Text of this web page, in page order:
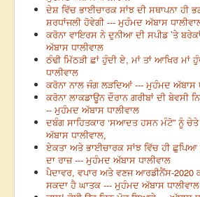
ਦੇਸ਼ ਵਿੱਚ ਭਾਈਚਾਰਕ ਸਾਂਝ ਦੀ ਸਥਾਪਨਾ ਹੀ
ਸ਼ਰਧਾਂਜਲੀ ਹੋਵੇਗੀ --- ਮੁਹੰਮਦ ਅੱਬਾਸ
ਕਰੋਨਾ ਵਾਇਰਸ ਨੇ ਦੁਨੀਆ ਦੀ ਸਪੀਡ ’ਤੇ
ਅੱਬਾਸ ਧਾਲੀਵਾਲ
ਠੰਢੀ ਮਿੱਠੜੀ ਛਾਂ ਹੁੰਦੀ ਏ, ਮਾਂ ਤਾਂ ਆਖਿਰ ਮਾਂ
ਧਾਲੀਵਾਲ
ਕਰੋਨਾ ਨਾਲ ਜੰਗ ਲੜਦਿਆਂ --- ਮੁਹੰਮਦ ਅੱਬਾਸ
ਕਰੋਨਾ ਲਾਕਡਾਊਨ ਦੌਰਾਨ ਗਰੀਬਾਂ ਦੀ ਬੇਵਸੀ
-- ਮੁਹੰਮਦ ਅੱਬਾਸ ਧਾਲੀਵਾਲ
ਦਬੰਗ ਸਾਹਿਤਕਾਰ ‘ਸਆਦਤ ਹਸਨ ਮੰਟੋ” ਨੂੰ
ਅੱਬਾਸ ਧਾਲੀਵਾਲ,
ਏਕਤਾ ਅਤੇ ਭਾਈਚਾਰਕ ਸਾਂਝ ਵਿੱਚ ਹੀ
ਦਾ ਰਾਜ਼ --- ਮੁਹੰਮਦ ਅੱਬਾਸ ਧਾਲੀਵਾਲ
ਪੈਦਾਵਰ, ਵਪਾਰ ਅਤੇ ਵਣਜ ਆਰਡੀਨੈਂਸ-2020
ਸਕਦਾ ਹੈ ਘਾਤਕ --- ਮੁਹੰਮਦ ਅੱਬਾਸ ਧਾਲੀਵਾਲ